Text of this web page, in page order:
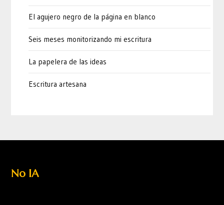
El agujero negro de la página en blanco
Seis meses monitorizando mi escritura
La papelera de las ideas
Escritura artesana
No IA